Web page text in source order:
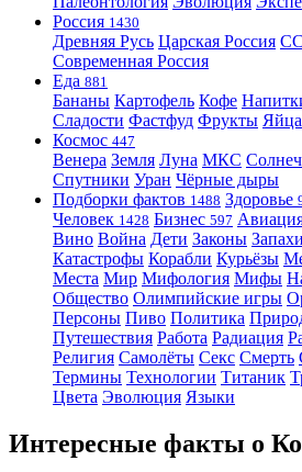
Россия 1430
Древняя Русь Царская Россия
Современная Россия
Еда 881
Бананы Картофель Кофе
Сладости Фастфуд Фрукты Яйца
Космос 447
Венера Земля Луна МКС
Спутники Уран Чёрные дыры
Подборки фактов 1488 Здоровье
Человек 1428 Бизнес 597
Вино Война Дети Законы Запахи
Катастрофы Корабли Курьёзы
Места Мир Мифология Мифы
Общество Олимпийские игры
Персоны Пиво Политика
Путешествия Работа Радиация
Религия Самолёты Секс Смерть
Термины Технологии Титаник
Цвета Эволюция Языки
Интересные факты о